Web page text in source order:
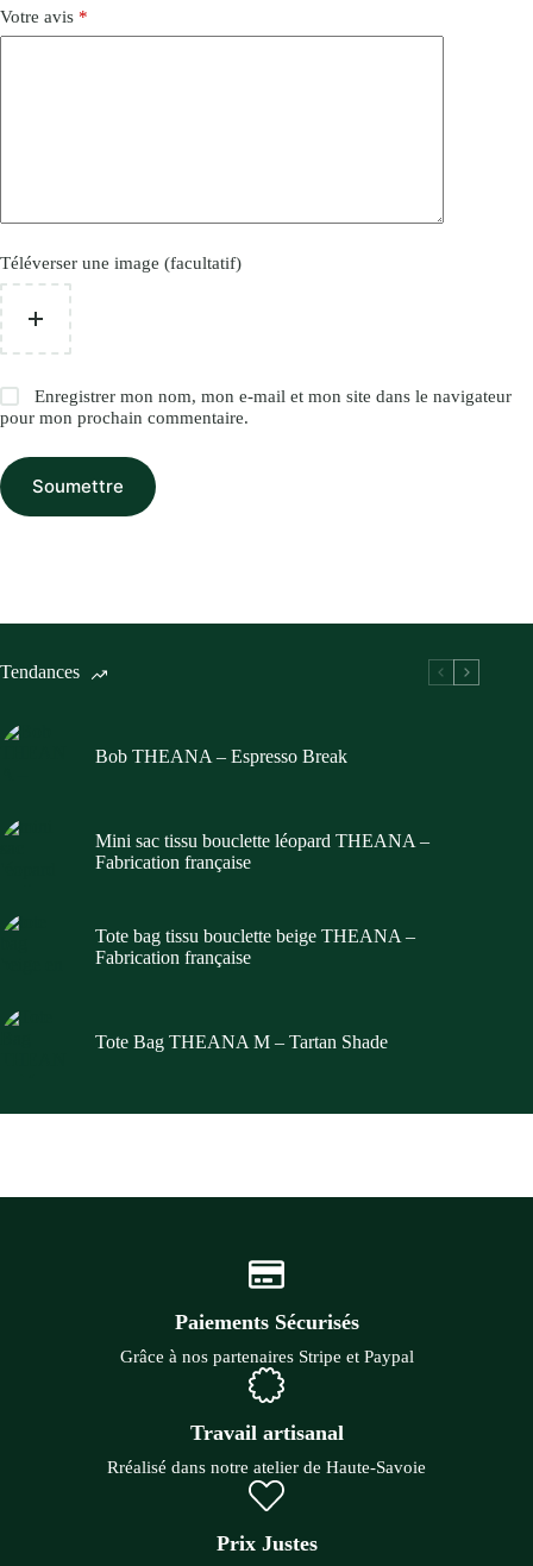
Votre avis *
Téléverser une image (facultatif)
Enregistrer mon nom, mon e-mail et mon site dans le navigateur
pour mon prochain commentaire.
Soumettre
Tendances
Bob THEANA – Espresso Break
Mini sac tissu bouclette léopard THEANA –
Fabrication française
Tote bag tissu bouclette beige THEANA –
Fabrication française
Tote Bag THEANA M – Tartan Shade
Paiements Sécurisés
Grâce à nos partenaires Stripe et Paypal
Travail artisanal
Rréalisé dans notre atelier de Haute-Savoie
Prix Justes